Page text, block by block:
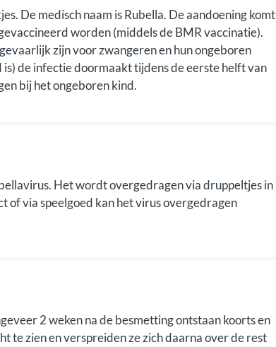
De medisch naam is Rubella. De aandoening komt
worden (middels de BMR vaccinatie).
zijn voor zwangeren en hun ongeboren
de infectie doormaakt tijdens de eerste helft van
bij het ongeboren kind.
Het wordt overgedragen via druppeltjes in
of via speelgoed kan het virus overgedragen
2 weken na de besmetting ontstaan koorts en
te zien en verspreiden ze zich daarna over de rest